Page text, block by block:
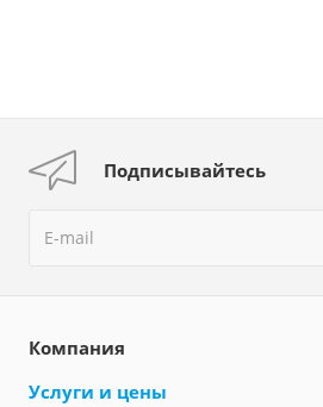
Подписывайтесь
Компания
Услуги и цены